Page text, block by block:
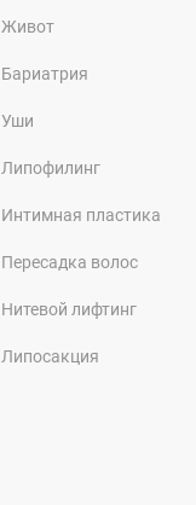
Живот
Бариатрия
Уши
Липофилинг
Интимная пластика
Пересадка волос
Нитевой лифтинг
Липосакция